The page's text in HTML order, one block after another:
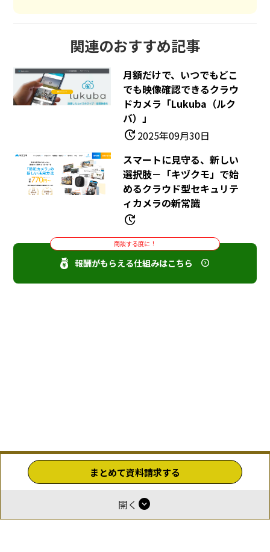
関連のおすすめ記事
月額だけで、いつでもどこ
でも映像確認できるクラウ
ドカメラ「lukuba（ルク
バ）」
update2025年09月30日
スマートに見守る、新しい
選択肢－「キヅクモ」で始
めるクラウド型セキュリテ
ィカメラの新常識
update
商談する度に！
報酬がもらえる仕組みはこちら
まとめて資料請求する
開く expand_circle_down
報酬付与について